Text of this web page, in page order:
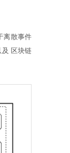
离散事件
及 区块链